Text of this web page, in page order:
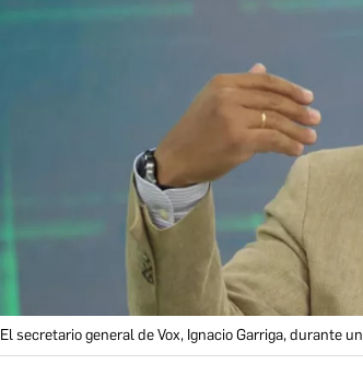
El secretario general de Vox, Ignacio Garriga, durante